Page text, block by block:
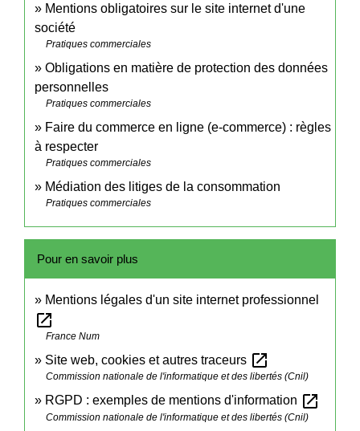
Mentions obligatoires sur le site internet d'une
société
Pratiques commerciales
Obligations en matière de protection des données
personnelles
Pratiques commerciales
Faire du commerce en ligne (e-commerce) : règles
à respecter
Pratiques commerciales
Médiation des litiges de la consommation
Pratiques commerciales
Pour en savoir plus
Mentions légales d'un site internet professionnel
open_in_new
France Num
Site web, cookies et autres traceurs open_in_new
Commission nationale de l'informatique et des libertés (Cnil)
RGPD : exemples de mentions d'information open_in_new
Commission nationale de l'informatique et des libertés (Cnil)